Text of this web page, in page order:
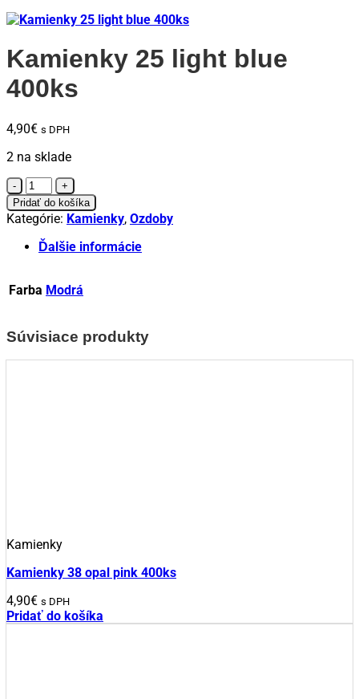
Kamienky 25 light blue
400ks
4,90€ s DPH
2 na sklade
množstvo
Kamienky
25
light
blue
Pridať do košíka
Kategórie: Kamienky, Ozdoby
Ďalšie informácie
Farba Modrá
Súvisiace produkty
Kamienky
Kamienky 38 opal pink 400ks
4,90€ s DPH
Pridať do košíka